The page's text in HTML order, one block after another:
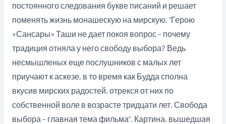
постоянного следования букве писаний и решает
поменять жизнь монашескую на мирскую. “Герою
«Сансары» Таши не дает покоя вопрос – почему
традиция отняла у него свободу выбора? Ведь
несмышленых еще послушников с малых лет
приучают к аскезе, в то время как Будда сполна
вкусив мирских радостей, отрекся от них по
собственной воле в возрасте тридцати лет. Свобода
выбора – главная тема фильма”. Картина, вышедшая